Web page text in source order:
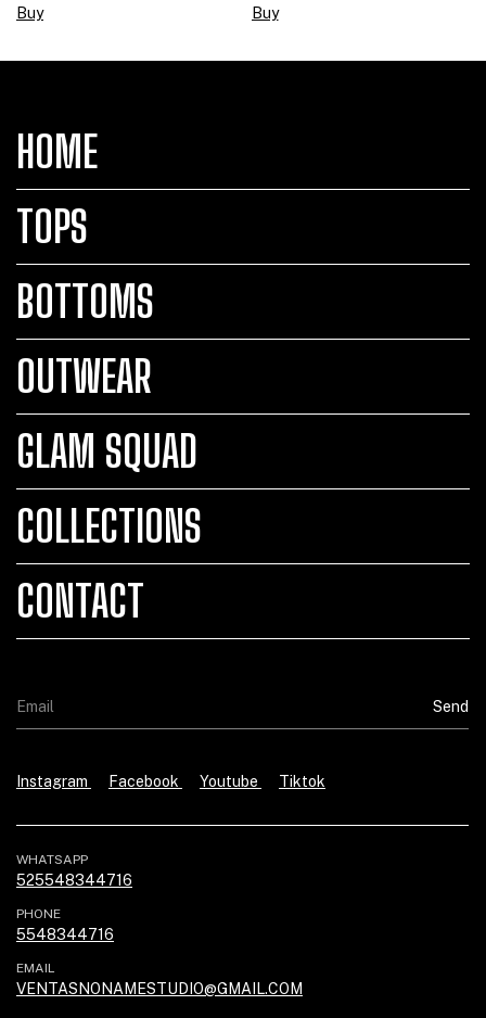
Buy Buy
HOME
TOPS
BOTTOMS
OUTWEAR
GLAM SQUAD
COLLECTIONS
CONTACT
Instagram Facebook Youtube Tiktok
WHATSAPP
525548344716
PHONE
5548344716
EMAIL
VENTASNONAMESTUDIO@GMAIL.COM